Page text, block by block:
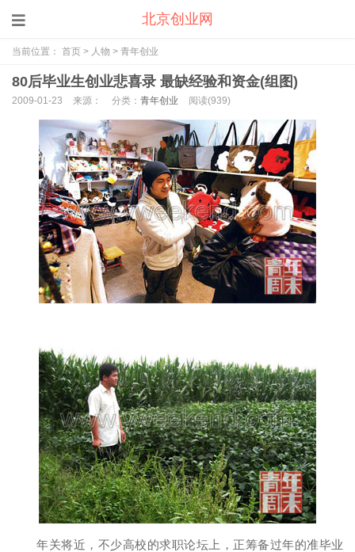
北京创业网
当前位置： 首页 > 人物 > 青年创业
80后毕业生创业悲喜录 最缺经验和资金(组图)
2009-01-23 来源： 分类： 青年创业 阅读(939)
年关将近，不少高校的求职论坛上，正筹备过年的准毕业